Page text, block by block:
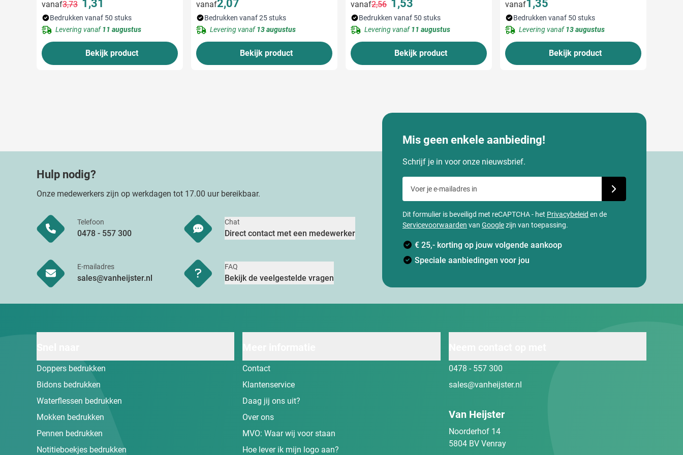
vanaf
Normale prijs
3,73 1,31
Bedrukken vanaf 50 stuks
Levering vanaf11 augustus
Bekijk product
vanaf2,07
Bedrukken vanaf 25 stuks
Levering vanaf13 augustus
Bekijk product
vanaf
Normale prijs
2,56 1,53
Bedrukken vanaf 50 stuks
Levering vanaf11 augustus
Bekijk product
vanaf1,35
Bedrukken vanaf 50 stuks
Levering vanaf13 augustus
Bekijk product
Hulp nodig?
Onze medewerkers zijn op werkdagen tot 17.00 uur bereikbaar.
Telefoon
0478 - 557 300
Chat
Direct contact met een medewerker
E-mailadres
sales@vanheijster.nl
FAQ
Bekijk de veelgestelde vragen
Mis geen enkele aanbieding!
Schrijf je in voor onze nieuwsbrief.
Dit formulier is beveiligd met reCAPTCHA - het Privacybeleid en de
Servicevoorwaarden van Googlezijn van toepassing.
€ 25,- korting op jouw volgende aankoop
Speciale aanbiedingen voor jou
Doppers bedrukken
Bidons bedrukken
Waterflessen bedrukken
Mokken bedrukken
Pennen bedrukken
Notitieboekjes bedrukken
Contact
Klantenservice
Daag jij ons uit?
Over ons
MVO: Waar wij voor staan
Hoe lever ik mijn logo aan?
0478 - 557 300
sales@vanheijster.nl
Van Heijster
Noorderhof 14
5804 BV Venray